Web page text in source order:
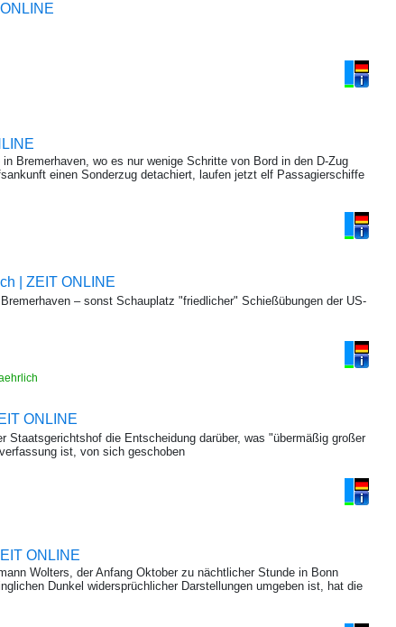
Bremerhaven, wo es nur wenige Schritte von Bord in den D-Zug
einen Sonderzug detachiert, laufen jetzt elf Passagierschiffe
| ZEIT ONLINE
– sonst Schauplatz "friedlicher" Schießübungen der US-
ONLINE
Staatsgerichtshof die Entscheidung darüber, was "übermäßig großer
ist, von sich geschoben
ONLINE
Wolters, der Anfang Oktober zu nächtlicher Stunde in Bonn
Dunkel widersprüchlicher Darstellungen umgeben ist, hat die